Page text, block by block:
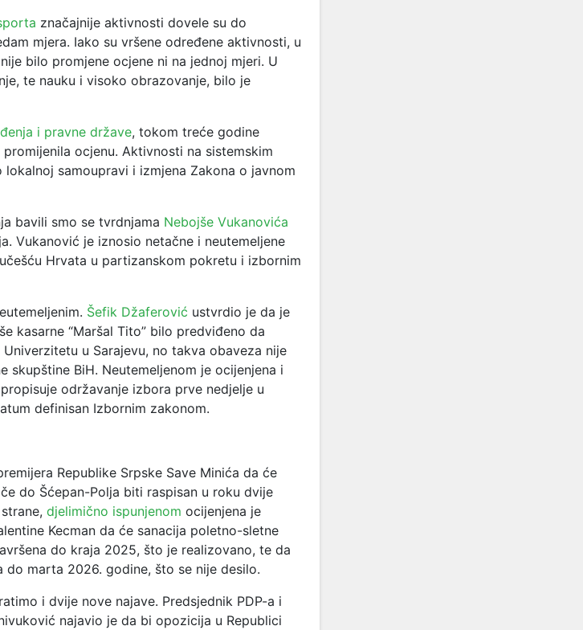
značajnije aktivnosti dovele su do
mjera. Iako su vršene određene aktivnosti, u
bilo promjene ocjene ni na jednoj mjeri. U
te nauku i visoko obrazovanje, bilo je
i pravne države, tokom treće godine
ocjenu. Aktivnosti na sistemskim
samoupravi i izmjena Zakona o javnom
bavili smo se tvrdnjama Nebojše Vukanovića
Vukanović je iznosio netačne i neutemeljene
Hrvata u partizanskom pokretu i izbornim
Šefik Džaferović ustvrdio je da je
kasarne “Maršal Tito” bilo predviđeno da
u Sarajevu, no takva obaveza nije
skupštine BiH. Neutemeljenom je ocijenjena i
održavanje izbora prve nedjelje u
definisan Izbornim zakonom.
Republike Srpske Save Minića da će
do Šćepan-Polja biti raspisan u roku dvije
djelimično ispunjenom ocijenjena je
Kecman da će sanacija poletno-sletne
do kraja 2025, što je realizovano, te da
marta 2026. godine, što se nije desilo.
i dvije nove najave. Predsjednik PDP-a i
najavio je da bi opozicija u Republici